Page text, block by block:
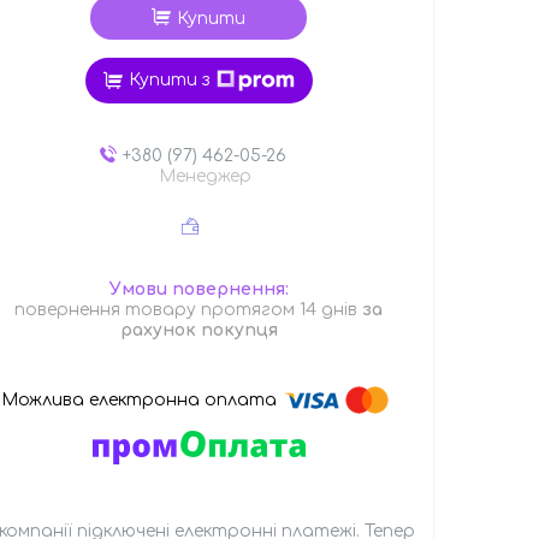
Купити
Купити з
+380 (97) 462-05-26
Менеджер
повернення товару протягом 14 днів за
рахунок покупця
підключені електронні платежі. Тепер